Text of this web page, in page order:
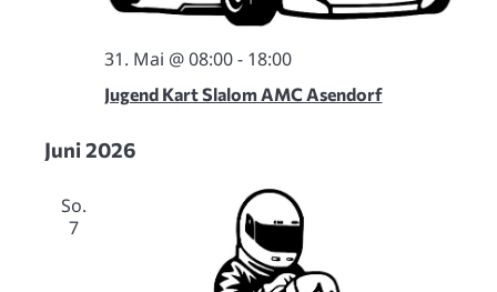
Jugend Kart Slalom AMC Asendorf
31. Mai @ 08:00- 18:00
Juni 2026
So.
7